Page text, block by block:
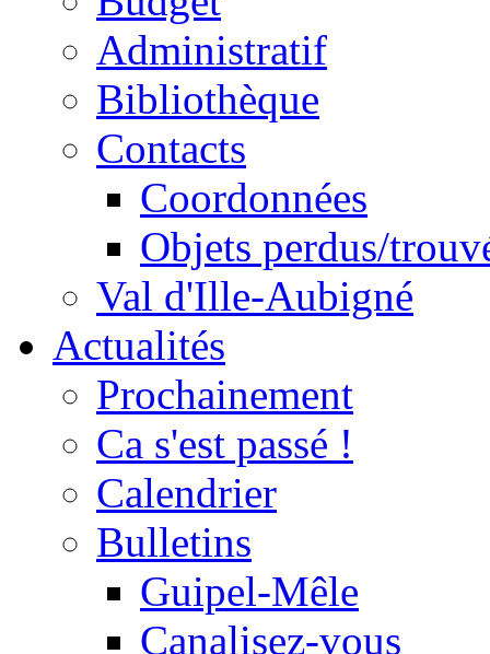
Administratif
Bibliothèque
Contacts
Coordonnées
Objets perdus/
Val d'Ille-Aubigné
Actualités
Prochainement
Ca s'est passé !
Calendrier
Bulletins
Guipel-Mêle
Canalisez-vous